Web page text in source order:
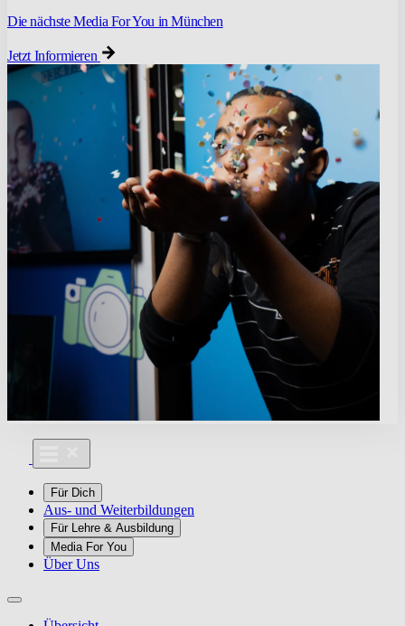
Die nächste Media For You in München
Jetzt Informieren
Für Dich
Aus- und Weiterbildungen
Für Lehre & Ausbildung
Media For You
Über Uns